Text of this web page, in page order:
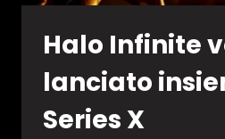
Halo Infinite
lanciato
Series X